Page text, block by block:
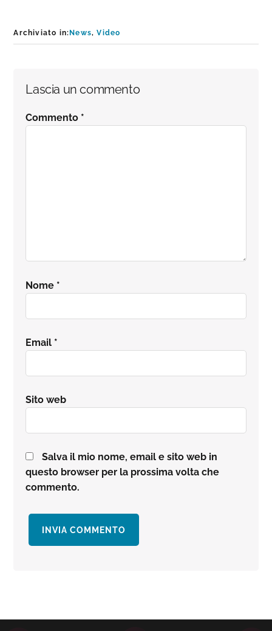
Archiviato in: News,Video
Interazioni
del
Lascia un commento
Commento *
Nome *
Email *
Sito web
Salva il mio nome, email e sito web in
questo browser per la prossima volta che
commento.